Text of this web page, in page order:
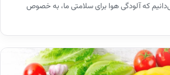
که آلودگی هوا برای سلامتی ما، به خصوص